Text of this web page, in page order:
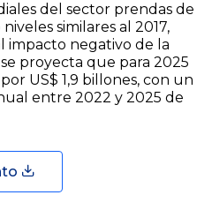
del sector prendas de
similares al 2017,
impacto negativo de la
proyecta que para 2025
US$ 1,9 billones, con un
entre 2022 y 2025 de